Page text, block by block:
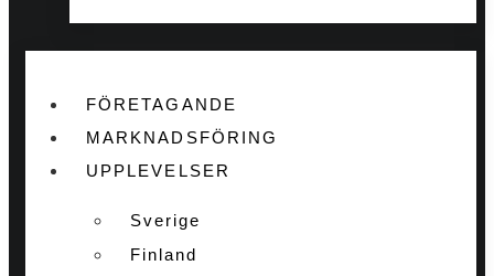
FÖRETAGANDE
MARKNADSFÖRING
UPPLEVELSER
Sverige
Finland